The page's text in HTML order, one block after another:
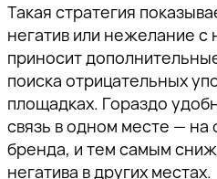
Такая стратегия
негатив или нежелание с
приносит
поиска отрицательных
площадках. Гораздо
связь в одном месте —
бренда, и тем самым
негатива в других местах.